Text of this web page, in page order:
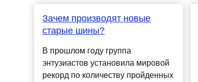
Зачем производят новые
старые шины?
В прошлом году группа
энтузиастов установила мировой
рекорд по количеству пройденных